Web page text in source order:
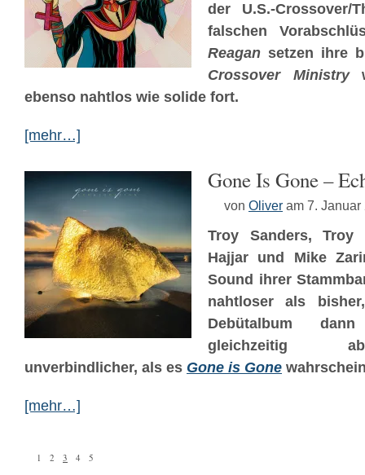
der U.S.-Crossover/
falschen
Reagan setzen ihre
Crossover Ministry
ebenso nahtlos wie solide fort.
[mehr…]
Gone Is Gone –
von Oliver am 7. Januar
Troy Sanders, Troy
Hajjar und Mike
Sound ihrer
nahtloser als
Debütalbum
gleichzeitig
unverbindlicher, als es Gone is Gone
[mehr…]
1 2 3 4 5